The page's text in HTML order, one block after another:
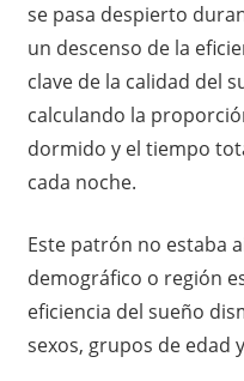
se pasa despierto
un descenso de la
clave de la calidad del
calculando la
dormido y el tiempo
cada noche.
Este patrón no estaba
demográfico o región
eficiencia del sueño
sexos, grupos de edad